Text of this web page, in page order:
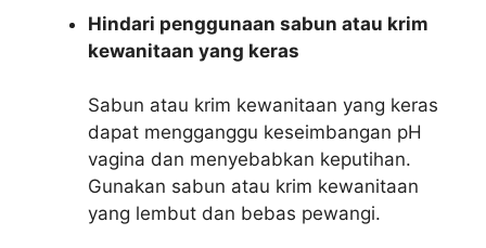
Hindari penggunaan sabun atau krim
kewanitaan yang keras
Sabun atau krim kewanitaan yang keras
dapat mengganggu keseimbangan pH
vagina dan menyebabkan keputihan.
Gunakan sabun atau krim kewanitaan
yang lembut dan bebas pewangi.